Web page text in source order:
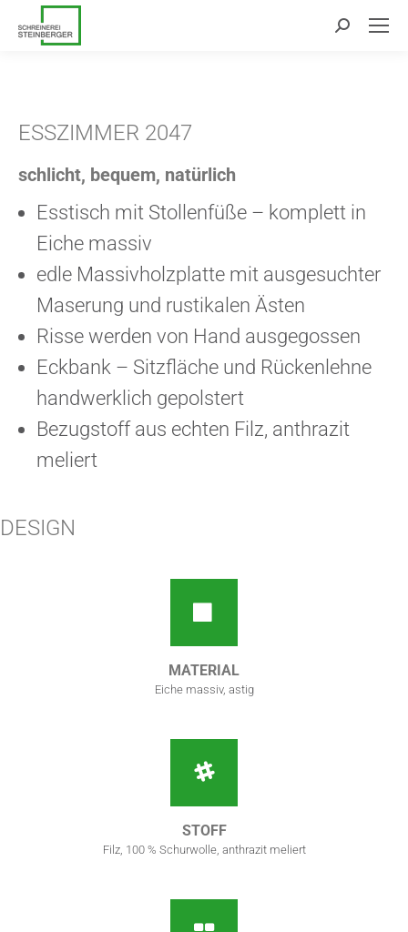
Search:
ESSZIMMER 2047
schlicht, bequem, natürlich
Esstisch mit Stollenfüße – komplett in
Eiche massiv
edle Massivholzplatte mit ausgesuchter
Maserung und rustikalen Ästen
Risse werden von Hand ausgegossen
Eckbank – Sitzfläche und Rückenlehne
handwerklich gepolstert
Bezugstoff aus echten Filz, anthrazit
meliert
DESIGN
MATERIAL
Eiche massiv, astig
STOFF
Filz, 100 % Schurwolle, anthrazit meliert